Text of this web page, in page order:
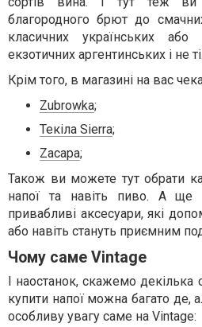
благородного брют до
класичних українських або
екзотичних аргентинських і не
Крім того, в магазині на вас
Zubrowka;
Текіла Sierra;
Zacapa;
Також ви можете тут обрати
напої та навіть пиво. А
привабливі аксесуари, які
або навіть стануть приємним
Чому саме Vintage
І наостанок, скажемо декілька
купити напої можна багато де,
особливу увагу саме на Vintage: